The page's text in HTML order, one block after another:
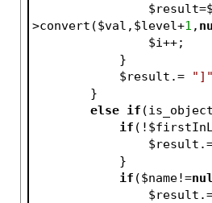
$result=
>convert($val , $level+1 ,
$i++;
            }
$result .= "]"
        }
else if
if (!
$result
            }
if ($name!=
$result